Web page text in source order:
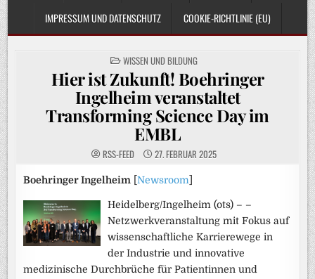
IMPRESSUM UND DATENSCHUTZ COOKIE-RICHTLINIE (EU)
POSTED
IN
WISSEN UND BILDUNG
Hier ist Zukunft! Boehringer
Ingelheim veranstaltet
Transforming Science Day im
EMBL
RSS-FEED 27. FEBRUAR 2025
Boehringer Ingelheim [Newsroom
Heidelberg/Ingelheim (ots) – –
Netzwerkveranstaltung mit Fokus auf
wissenschaftliche Karrierewege in
der Industrie und innovative
medizinische Durchbrüche für Patientinnen und